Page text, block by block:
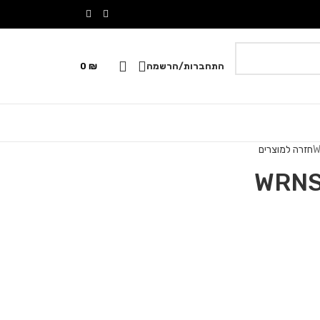
התחברות/הרשמה 0 ₪
חזרה למוצרים